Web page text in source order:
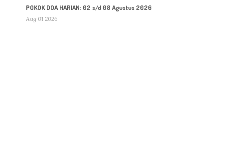
POKOK DOA HARIAN: 02 s/d 08 Agustus 2026
Aug 01 2026